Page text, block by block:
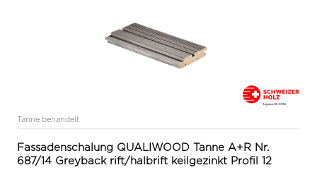
Tanne behandelt
Fassadenschalung QUALIWOOD Tanne A+R Nr.
687/14 Greyback rift/halbrift keilgezinkt Profil 12